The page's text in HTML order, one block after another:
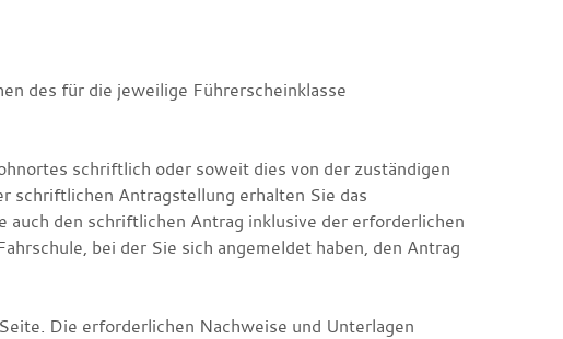
des für die jeweilige Führerscheinklasse
schriftlich oder soweit dies von der zuständigen
schriftlichen Antragstellung erhalten Sie das
den schriftlichen Antrag inklusive der erforderlichen
bei der Sie sich angemeldet haben, den Antrag
Die erforderlichen Nachweise und Unterlagen